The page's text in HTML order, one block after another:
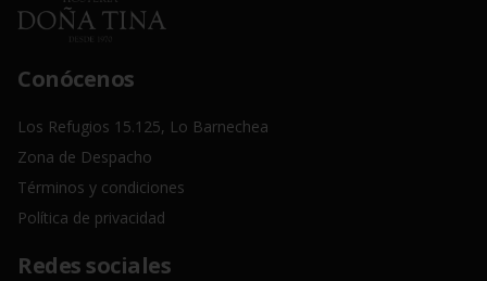
Conócenos
Los Refugios 15.125, Lo Barnechea
Zona de Despacho
Términos y condiciones
Política de privacidad
Redes sociales